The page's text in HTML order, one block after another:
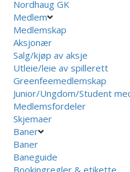
Nordhaug GK
Medlem
Medlemskap
Aksjonær
Salg/kjøp av aksje
Utleie/leie av spillerett
Greenfeemedlemskap
Junior/Ungdom/Student
Medlemsfordeler
Skjemaer
Baner
Baner
Baneguide
Bookingregler & etikette